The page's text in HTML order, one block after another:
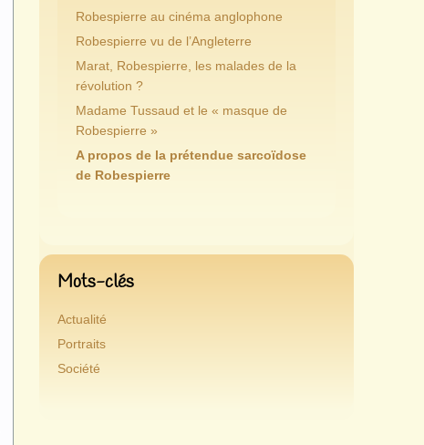
Robespierre au cinéma anglophone
Robespierre vu de l’Angleterre
Marat, Robespierre, les malades de la
révolution ?
Madame Tussaud et le « masque de
Robespierre »
A propos de la prétendue sarcoïdose
de Robespierre
Mots-clés
Actualité
Portraits
Société